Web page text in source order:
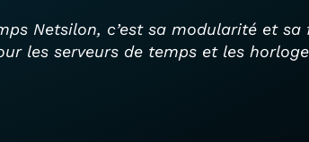
Netsilon, c’est sa modularité et
les serveurs de temps et les